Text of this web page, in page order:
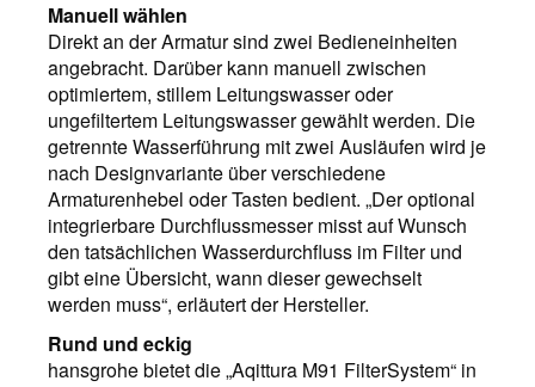
Manuell wählen
Direkt an der Armatur sind zwei Bedieneinheiten
angebracht. Darüber kann manuell zwischen
optimiertem, stillem Leitungswasser oder
ungefiltertem Leitungswasser gewählt werden. Die
getrennte Wasserführung mit zwei Ausläufen wird je
nach Designvariante über verschiedene
Armaturenhebel oder Tasten bedient. „Der optional
integrierbare Durchflussmesser misst auf Wunsch
den tatsächlichen Wasserdurchfluss im Filter und
gibt eine Übersicht, wann dieser gewechselt
werden muss“, erläutert der Hersteller.
Rund und eckig
hansgrohe bietet die „Aqittura M91 FilterSystem“ in